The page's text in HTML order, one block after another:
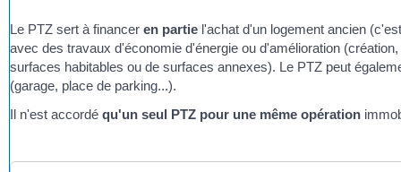
Le PTZ sert à financer en partie l'achat d'un logement ancien
avec des travaux d'économie d'énergie ou d'amélioration
surfaces habitables ou de surfaces annexes). Le PTZ peut
(garage, place de parking...).
Il n'est accordé qu'un seul PTZ pour une même opération